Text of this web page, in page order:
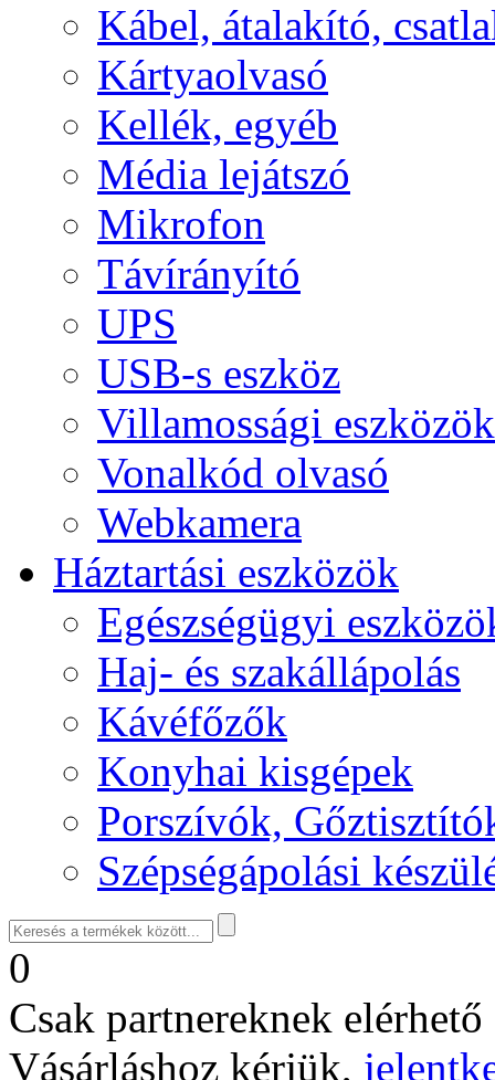
Kábel, átalakító,
Kártyaolvasó
Kellék, egyéb
Média lejátszó
Mikrofon
Távírányító
UPS
USB-s eszköz
Villamossági eszközök
Vonalkód olvasó
Webkamera
Háztartási eszközök
Egészségügyi
Haj- és szakállápolás
Kávéfőzők
Konyhai kisgépek
Porszívók,
Szépségápolási
0
Csak partnereknek
Vásárláshoz kérjük,